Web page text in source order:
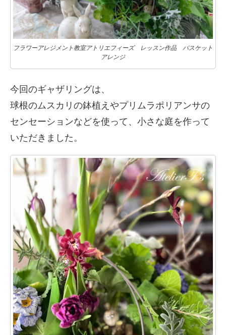
フラワーアレジメント教室アトリエフィーズ レッスン作品 バスケット
アレンジ
今回のギャザリングは、
球根のムスカリの鉢植えやプリムラポリアンサの
センセーションなどを使って、小さな庭を作って
いただきました。